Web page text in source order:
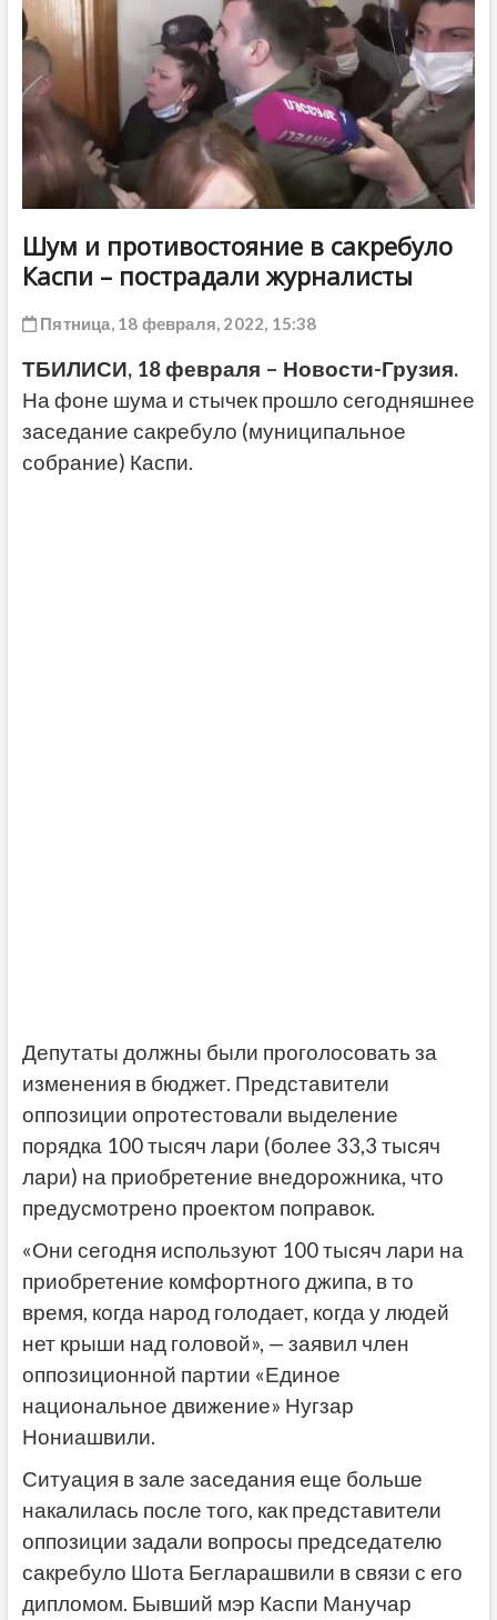
Шум и противостояние в сакребуло
Каспи – пострадали журналисты
Пятница, 18 февраля, 2022, 15:38
ТБИЛИСИ, 18 февраля – Новости-Грузия.
На фоне шума и стычек прошло сегодняшнее
заседание сакребуло (муниципальное
собрание) Каспи.
Депутаты должны были проголосовать за
изменения в бюджет. Представители
оппозиции опротестовали выделение
порядка 100 тысяч лари (более 33,3 тысяч
лари) на приобретение внедорожника, что
предусмотрено проектом поправок.
«Они сегодня используют 100 тысяч лари на
приобретение комфортного джипа, в то
время, когда народ голодает, когда у людей
нет крыши над головой», — заявил член
оппозиционной партии «Единое
национальное движение» Нугзар
Нониашвили.
Ситуация в зале заседания еще больше
накалилась после того, как представители
оппозиции задали вопросы председателю
сакребуло Шота Бегларашвили в связи с его
дипломом. Бывший мэр Каспи Манучар